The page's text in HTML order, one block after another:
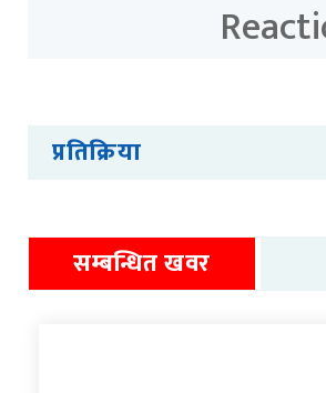
प्रतिक्रिया
सम्बन्धित खवर